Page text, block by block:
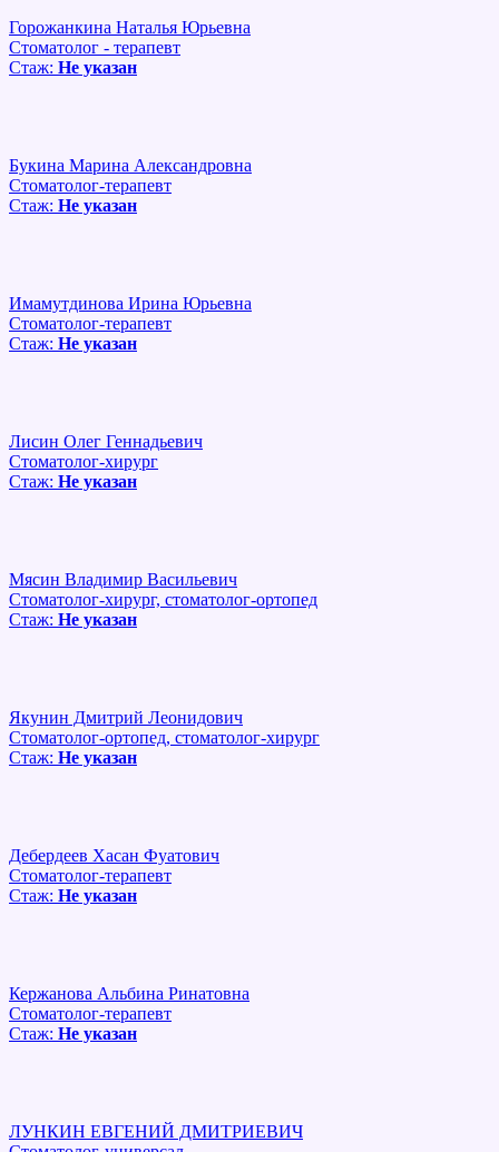
Горожанкина Наталья Юрьевна
Стоматолог - терапевт
Стаж: Не указан
Букина Марина Александровна
Стоматолог-терапевт
Стаж: Не указан
Имамутдинова Ирина Юрьевна
Стоматолог-терапевт
Стаж: Не указан
Лисин Олег Геннадьевич
Стоматолог-хирург
Стаж: Не указан
Мясин Владимир Васильевич
Стоматолог-хирург, стоматолог-ортопед
Стаж: Не указан
Якунин Дмитрий Леонидович
Стоматолог-ортопед, стоматолог-хирург
Стаж: Не указан
Дебердеев Хасан Фуатович
Стоматолог-терапевт
Стаж: Не указан
Кержанова Альбина Ринатовна
Стоматолог-терапевт
Стаж: Не указан
ЛУНКИН ЕВГЕНИЙ ДМИТРИЕВИЧ